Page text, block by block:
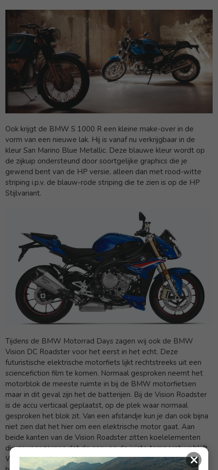
Ook krijgt de BMW S 1000 R een kleine make-over in de
vorm van een nieuwe lak. Hij is vanaf nu verkrijgbaar in de
kleur San Marino Blue Metallic. Deze blauwe kleur wordt op
de zijkuip ondersteund door soortgelijke graphics die je
gewend bent van de HP versie, alleen dan met rood-witte
striping i.p.v. de blauw-rode striping die te zien is op de HP
Stijlvariant.
Tijdens de BMW Motorrad Days zagen wij ook de BMW
Vision DC Roadster voor het eerst in het echt. Deze
futuristische elektrische motorfiets lijkt rechtstreeks uit een
sciencefiction film te komen. Normaal gesproken neemt het
motorblok de meeste ruimte in bij de BMW motorfietsen
maar in dit geval zijn het de batterijen. Bij de Vision Roadster
is de accu verticaal geplaatst, op de plek waar normaal
gesproken het blok zit. Van een afstandje kun je dan ook bijna
niet zien dat het hier om een elektrische motor gaat. Aan
beide kanten van de Vision Roadster zitten koelelementen
die er voor zorgen dat de accu op de juiste temperatuur blijft.
Wanneer je de motor start komen de koelelementen naar
×